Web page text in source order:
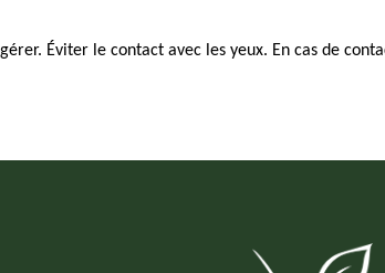
Éviter le contact avec les yeux. En cas de